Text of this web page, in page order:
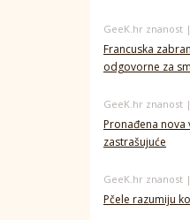
GeeK.hr znanost |
Francuska
odgovorne za
GeeK.hr znanost |
Pronađena nova
zastrašujuće
GeeK.hr znanost |
Pčele razumiju